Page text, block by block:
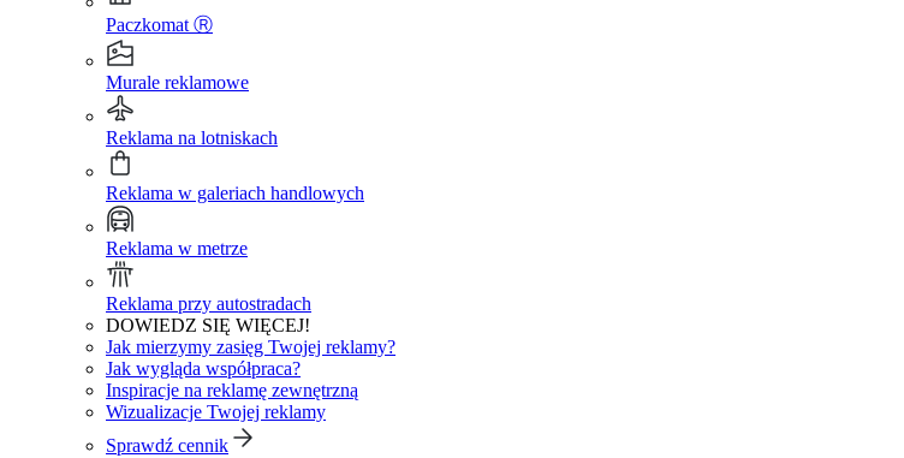
Paczkomat Ⓡ
Murale reklamowe
Reklama na lotniskach
Reklama w galeriach handlowych
Reklama w metrze
Reklama przy autostradach
DOWIEDZ SIĘ WIĘCEJ!
Jak mierzymy zasięg Twojej reklamy?
Jak wygląda współpraca?
Inspiracje na reklamę zewnętrzną
Wizualizacje Twojej reklamy
Sprawdź cennik